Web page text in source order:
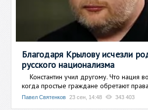
Благодаря Крылову исчезли
русского национализма
Константин учил другому. Что нация
когда простые граждане обретают
Павел Святенков 23 сен, 14:48 343 403